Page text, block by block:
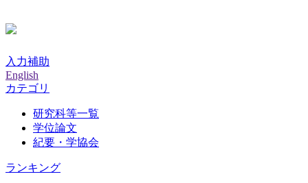
入力補助
English
カテゴリ
研究科等一覧
学位論文
紀要・学協会
ランキング